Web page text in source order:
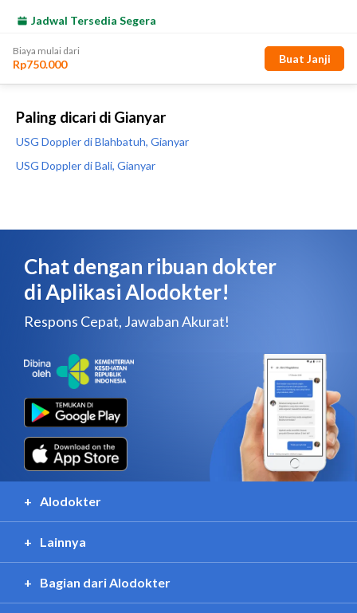
Paling dicari di Gianyar
USG Doppler di Blahbatuh, Gianyar
USG Doppler di Bali, Gianyar